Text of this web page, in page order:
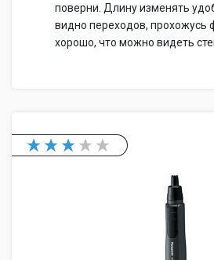
поверни. Длину изменять
видно переходов, прохожусь
хорошо, что можно видеть